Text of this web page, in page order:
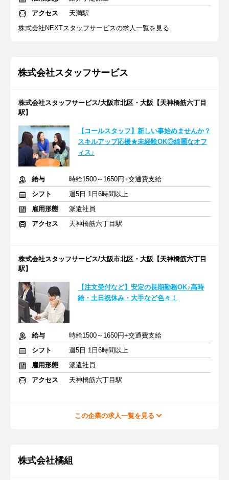
アクセス
天満駅
株式会社NEXTスタッフサービスの求人一覧を見る
株式会社スタッフサービス
株式会社スタッフサービス/大阪市北区・大阪【天神橋筋六丁目
駅】
【コールスタッフ】新しい事始めませんか？
スキルアップ応援★未経験OK◎綺麗なオフ
ィス♪
給与
時給1500～1650円+交通費支給
シフト
週5日 1日6時間以上
雇用形態
派遣社員
アクセス
天神橋筋六丁目駅
株式会社スタッフサービス/大阪市北区・大阪【天神橋筋六丁目
駅】
【注文受付など】安定の長期勤務OK♪高時
給・土日祝休み・大手など色々！
給与
時給1500～1650円+交通費支給
シフト
週5日 1日6時間以上
雇用形態
派遣社員
アクセス
天神橋筋六丁目駅
この企業の求人一覧を見る
株式会社橘組